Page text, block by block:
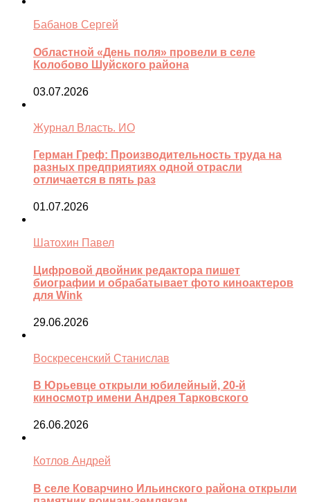
Бабанов Сергей
Областной «День поля» провели в селе
Колобово Шуйского района
03.07.2026
Журнал Власть. ИО
Герман Греф: Производительность труда на
разных предприятиях одной отрасли
отличается в пять раз
01.07.2026
Шатохин Павел
Цифровой двойник редактора пишет
биографии и обрабатывает фото киноактеров
для Wink
29.06.2026
Воскресенский Станислав
В Юрьевце открыли юбилейный, 20-й
киносмотр имени Андрея Тарковского
26.06.2026
Котлов Андрей
В селе Коварчино Ильинского района открыли